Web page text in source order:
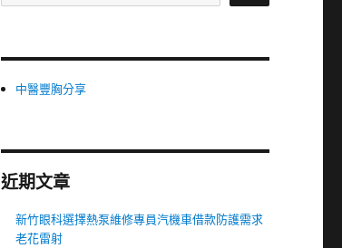
中醫豐胸分享
近期文章
新竹眼科選擇熱泵維修專員汽機車借款防護需求
老花雷射